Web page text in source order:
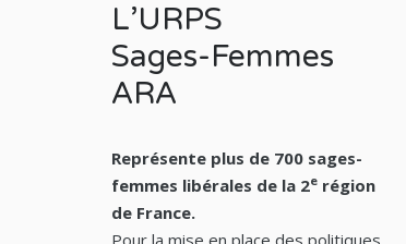
L’URPS
Sages-Femmes
ARA
Représente plus de 700 sages-
femmes libérales de la 2e région
de France.
Pour la mise en place des politiques